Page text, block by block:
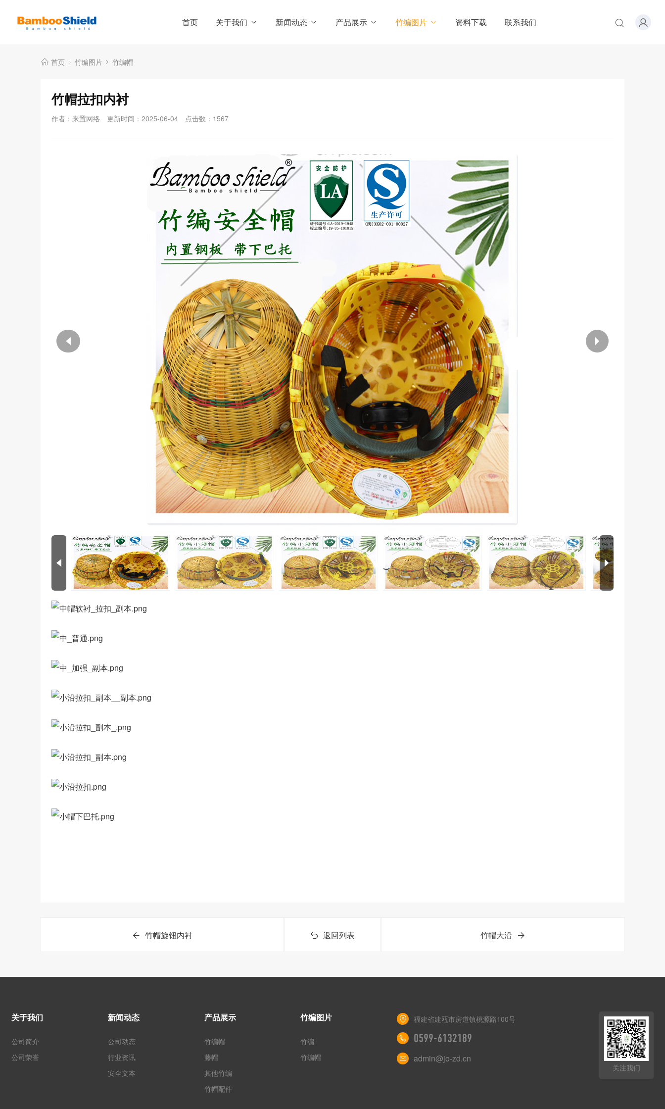
首页 关于我们 新闻动态 产品展示 竹编图片 资料下载 联系我们
首页 竹编图片 竹编帽
竹帽拉扣内衬
作者：来置网络 更新时间：2025-06-04 点击数： 1567
竹帽旋钮内衬 返回列表 竹帽大沿
关于我们
公司简介
公司荣誉
新闻动态
公司动态
行业资讯
安全文本
产品展示
竹编帽
藤帽
其他竹编
竹帽配件
竹编图片
竹编
竹编帽
福建省建瓯市房道镇桃源路100号
0599-6132189
admin@jo-zd.cn
关注我们